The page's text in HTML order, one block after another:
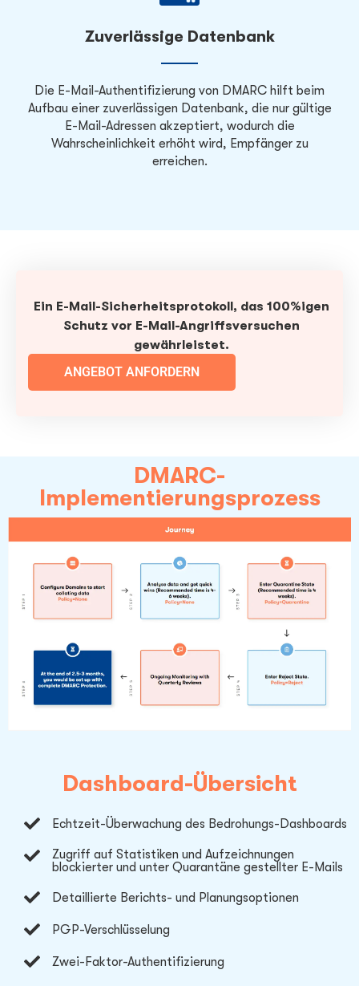
Zuverlässige Datenbank
Die E-Mail-Authentifizierung von DMARC hilft beim
Aufbau einer zuverlässigen Datenbank, die nur gültige
E-Mail-Adressen akzeptiert, wodurch die
Wahrscheinlichkeit erhöht wird, Empfänger zu
erreichen.
Ein E-Mail-Sicherheitsprotokoll, das 100%igen
Schutz vor E-Mail-Angriffsversuchen
gewährleistet.
ANGEBOT ANFORDERN
DMARC-
Implementierungsprozess
Dashboard-Übersicht
Echtzeit-Überwachung des Bedrohungs-Dashboards
Zugriff auf Statistiken und Aufzeichnungen
blockierter und unter Quarantäne gestellter E-Mails
Detaillierte Berichts- und Planungsoptionen
PGP-Verschlüsselung
Zwei-Faktor-Authentifizierung